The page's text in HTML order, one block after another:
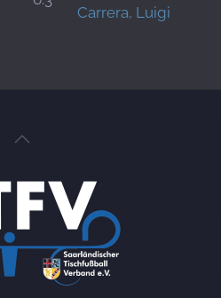
Carrera, Luigi